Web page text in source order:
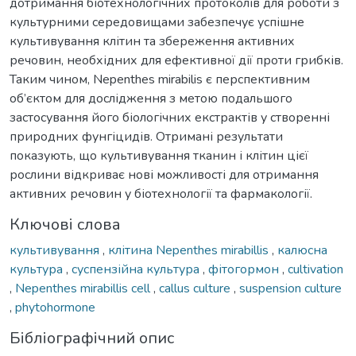
культурними середовищами забезпечує успішне
культивування клітин та збереження активних
речовин, необхідних для ефективної дії проти грибків.
Таким чином, Nepenthes mirabilis є перспективним
об’єктом для дослідження з метою подальшого
застосування його біологічних екстрактів у створенні
природних фунгіцидів. Отримані результати
показують, що культивування тканин і клітин цієї
рослини відкриває нові можливості для отримання
активних речовин у біотехнології та фармакології.
Ключові слова
культивування , клітина Nepenthes mirabillis , калюсна
культура , суспензійна культура , фітогормон , cultivation
, Nepenthes mirabillis cell, callus culture , suspension culture
, phytohormone
Бібліографічний опис